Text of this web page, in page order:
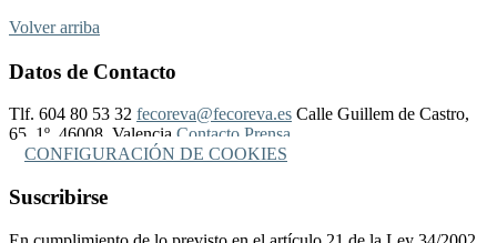
Volver arriba
Datos de Contacto
Tlf. 604 80 53 32 fecoreva@fecoreva.es Calle Guillem de Castro,
65, 1º, 46008, Valencia Contacto Prensa
CONFIGURACIÓN DE COOKIES
Suscribirse